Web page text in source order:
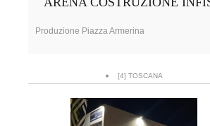
Produzione Piazza Armerina
[4] TOSCANA